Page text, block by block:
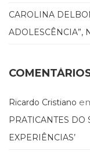
Alimentação
(14)
(31)
(278)
Especial
(39)
CAROLINA
ADOLESCÊNCIA”,
Ricardo Cristiano
PRATICANTES DO
EXPERIÊNCIAS’